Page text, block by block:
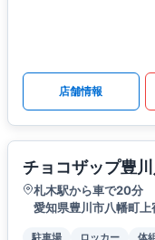
店舗情報
チョコザップ豊
札木駅から車で20分
愛知県豊川市八幡町
駐車場 ロッカー 体